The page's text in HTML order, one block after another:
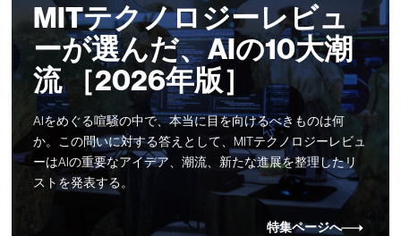
MITテクノロジーレビュ
ーが選んだ、AIの10大潮
流 ［2026年版］
AIをめぐる喧騒の中で、本当に目を向けるべきものは何
か。この問いに対する答えとして、MITテクノロジーレビュ
ーはAIの重要なアイデア、潮流、新たな進展を整理したリ
ストを発表する。
特集ページへ